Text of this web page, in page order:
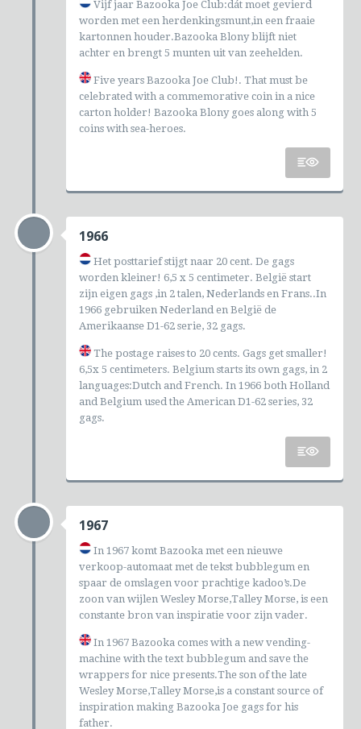
Vijf jaar Bazooka Joe Club:dát moet gevierd
worden met een herdenkingsmunt,in een fraaie
kartonnen houder.Bazooka Blony blijft niet
achter en brengt 5 munten uit van zeehelden.
Five years Bazooka Joe Club!. That must be
celebrated with a commemorative coin in a nice
carton holder! Bazooka Blony goes along with 5
coins with sea-heroes.
1966
Het posttarief stijgt naar 20 cent. De gags
worden kleiner! 6,5 x 5 centimeter. België start
zijn eigen gags ,in 2 talen, Nederlands en Frans..In
1966 gebruiken Nederland en België de
Amerikaanse D1-62 serie, 32 gags.
The postage raises to 20 cents. Gags get smaller!
6,5x 5 centimeters. Belgium starts its own gags, in 2
languages:Dutch and French. In 1966 both Holland
and Belgium used the American D1-62 series, 32
gags.
1967
In 1967 komt Bazooka met een nieuwe
verkoop-automaat met de tekst bubblegum en
spaar de omslagen voor prachtige kadoo’s.De
zoon van wijlen Wesley Morse,Talley Morse, is een
constante bron van inspiratie voor zijn vader.
In 1967 Bazooka comes with a new vending-
machine with the text bubblegum and save the
wrappers for nice presents.The son of the late
Wesley Morse,Talley Morse,is a constant source of
inspiration making Bazooka Joe gags for his
father.